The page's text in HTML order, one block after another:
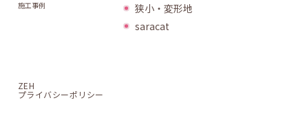
施工事例
狭小・変形地
saracat
ZEH
プライバシーポリシー